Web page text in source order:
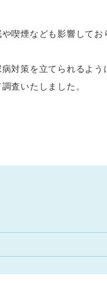
喫煙なども影響して
対策を立てられるよ
査いたしました。